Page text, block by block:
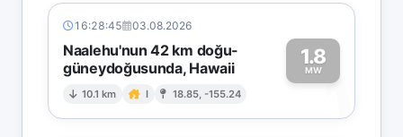
16:28:45 03.08.2026
Naalehu'nun 42 km doğu-
güneydoğusunda, Hawaii
10.1 km I 18.85, -155.24
1.8
MW1